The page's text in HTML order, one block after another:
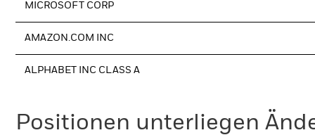
MICROSOFT CORP
AMAZON.COM INC
ALPHABET INC CLASS A
Positionen unterliegen